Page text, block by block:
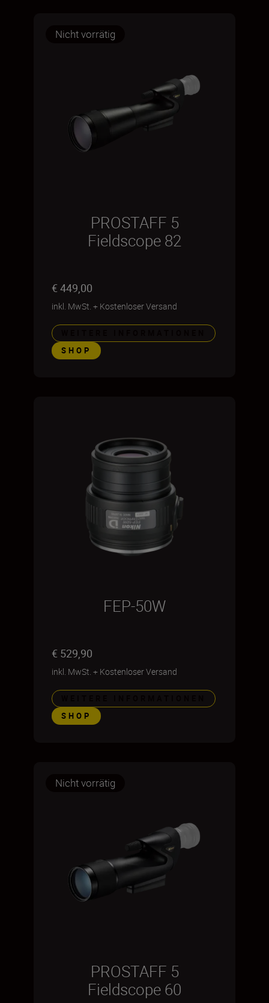
Nicht vorrätig
PROSTAFF 5
Fieldscope 82
€ 449,00
inkl. MwSt. + Kostenloser Versand
SHOP
FEP-50W
€ 529,90
inkl. MwSt. + Kostenloser Versand
SHOP
Nicht vorrätig
PROSTAFF 5
Fieldscope 60